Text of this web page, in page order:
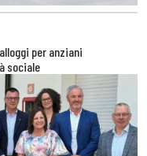
per anziani
sociale